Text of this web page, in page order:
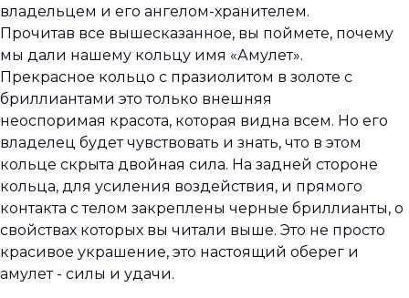
владельцем и его ангелом-хранителем.
Прочитав все вышесказанное, вы поймете, почему
мы дали нашему кольцу имя «Амулет».
Прекрасное кольцо с празиолитом в золоте с
бриллиантами это только внешняя
неоспоримая красота, которая видна всем. Но его
владелец будет чувствовать и знать, что в этом
кольце скрыта двойная сила. На задней стороне
кольца, для усиления воздействия, и прямого
контакта с телом закреплены черные бриллианты, о
свойствах которых вы читали выше. Это не просто
красивое украшение, это настоящий оберег и
амулет - силы и удачи.